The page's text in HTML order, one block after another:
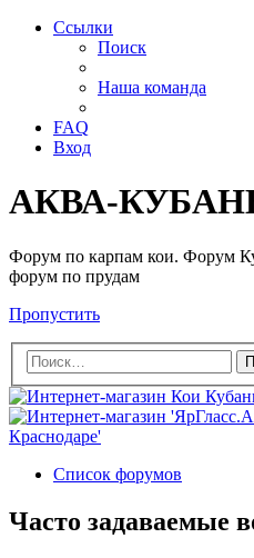
Ссылки
Поиск
Наша команда
FAQ
Вход
АКВА-
Форум по карпам кои. Форум
форум по прудам
Пропустить
Список форумов
Часто задаваемые